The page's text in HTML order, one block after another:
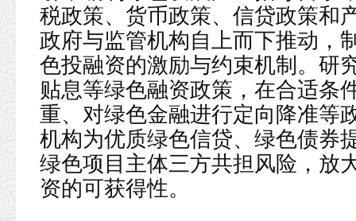
税政策、货币政策、信贷政策和
政府与监管机构自上而下推动，
色投融资的激励与约束机制。研
贴息等绿色融资政策，在合适条
重、对绿色金融进行定向降准等
机构为优质绿色信贷、绿色债券
绿色项目主体三方共担风险，放
资的可获得性。